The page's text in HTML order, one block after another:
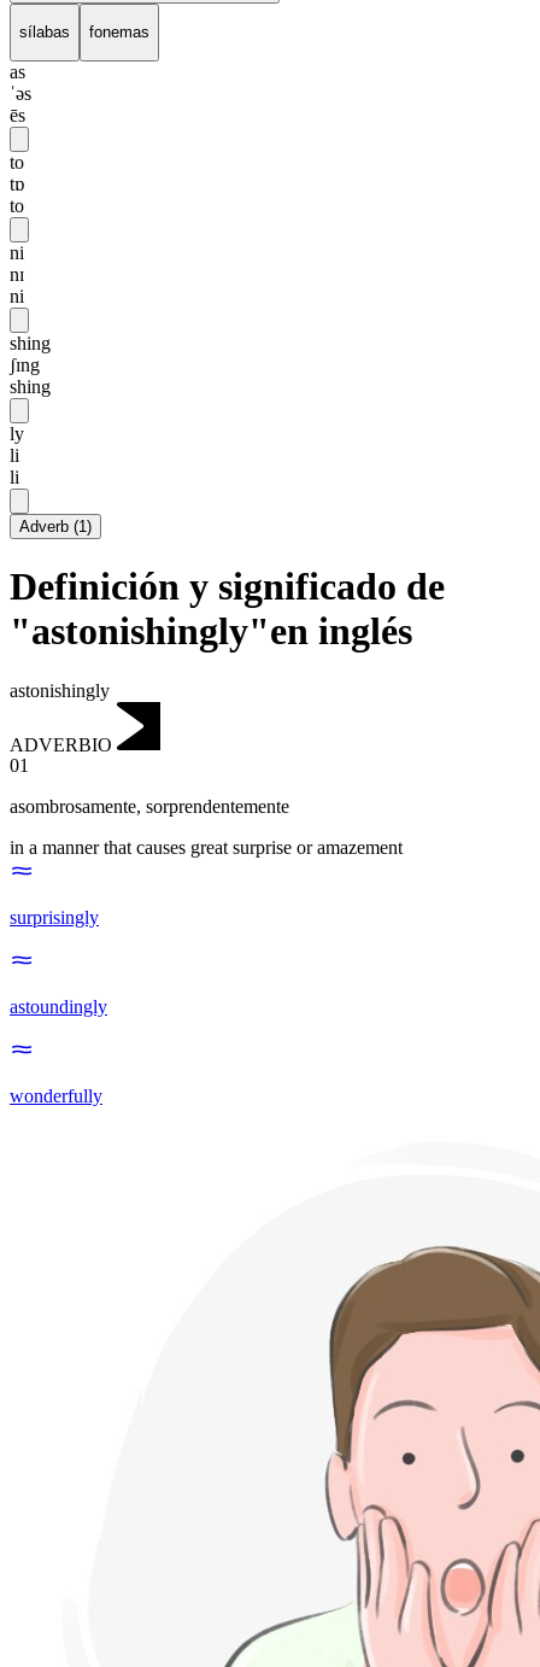
sílabas fonemas
as
ˈəs
ēs
to
tɒ
to
ni
nɪ
ni
shing
ʃɪng
shing
ly
li
li
Adverb (1)
Definición y significado de
"astonishingly"en inglés
astonishingly
ADVERBIO
01
asombrosamente, sorprendentemente
in a manner that causes great surprise or amazement
surprisingly
astoundingly
wonderfully